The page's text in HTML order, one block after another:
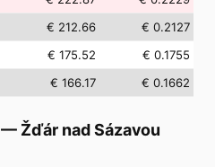
€ 212.66
€ 0.2127
€ 175.52
€ 0.1755
€ 166.17 € 0.1662
— Žďár nad Sázavou